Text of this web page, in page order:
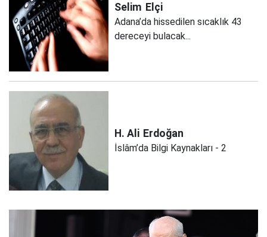
Selim Elçi
Adana’da hissedilen sıcaklık 43
dereceyi bulacak...
H. Ali Erdoğan
İslâm’da Bilgi Kaynakları - 2